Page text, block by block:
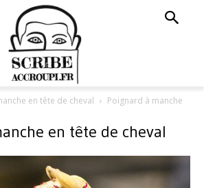
en tête de cheval
Poignard à manche
en tête de cheval